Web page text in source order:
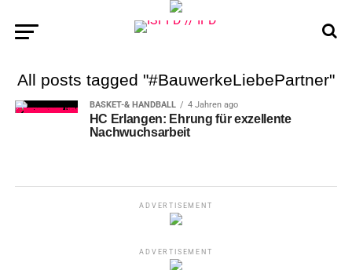
All posts tagged "#BauwerkeLiebePartner"
BASKET-& HANDBALL 4 Jahren ago
HC Erlangen: Ehrung für exzellente
Nachwuchsarbeit
ADVERTISEMENT
ADVERTISEMENT